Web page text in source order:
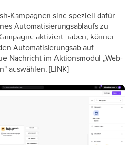
Kampagnen sind speziell dafür
Automatisierungsablaufs zu
aktiviert haben, können
Automatisierungsablauf
Nachricht im Aktionsmodul „Web-
auswählen. [LINK]